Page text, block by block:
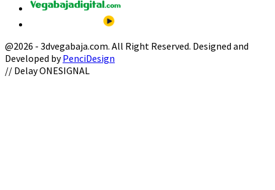
@2026 - 3dvegabaja.com. All Right Reserved. Designed and
Developed byPenciDesign
Facebook
Twitter
Instagram
Youtube
Email
// Delay ONESIGNAL